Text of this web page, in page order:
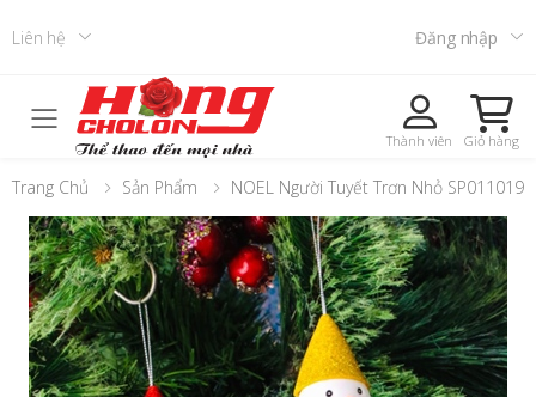
Liên hệ Đăng nhập
Toggle mobile menu Thành viên Giỏ hàng
Trang Chủ Sản Phẩm NOEL Người Tuyết Trơn Nhỏ SP011019